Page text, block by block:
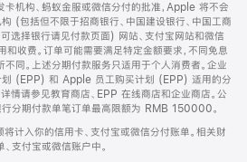
机构、蚂蚁金服或微信分付的批准，Apple 将不会
(包括但不限于招商银行、中国建设银行、中国工商
选择银行请见付款页面) 网站、支付宝网站和微信
和收费。订单可能需要满足特定金额要求，不同免息
同。上述分期付款服务只适用于个人消费者。企业
划 (EPP) 和 Apple 员工购买计划 (EPP) 适用的分
情请参见教育商店、EPP 在线商店和企业商店。公
行分期付款单笔订单最高限额为 RMB 150000。
计入你的信用卡、支付宝或微信分付账单。相关财
支付宝或微信账户中。